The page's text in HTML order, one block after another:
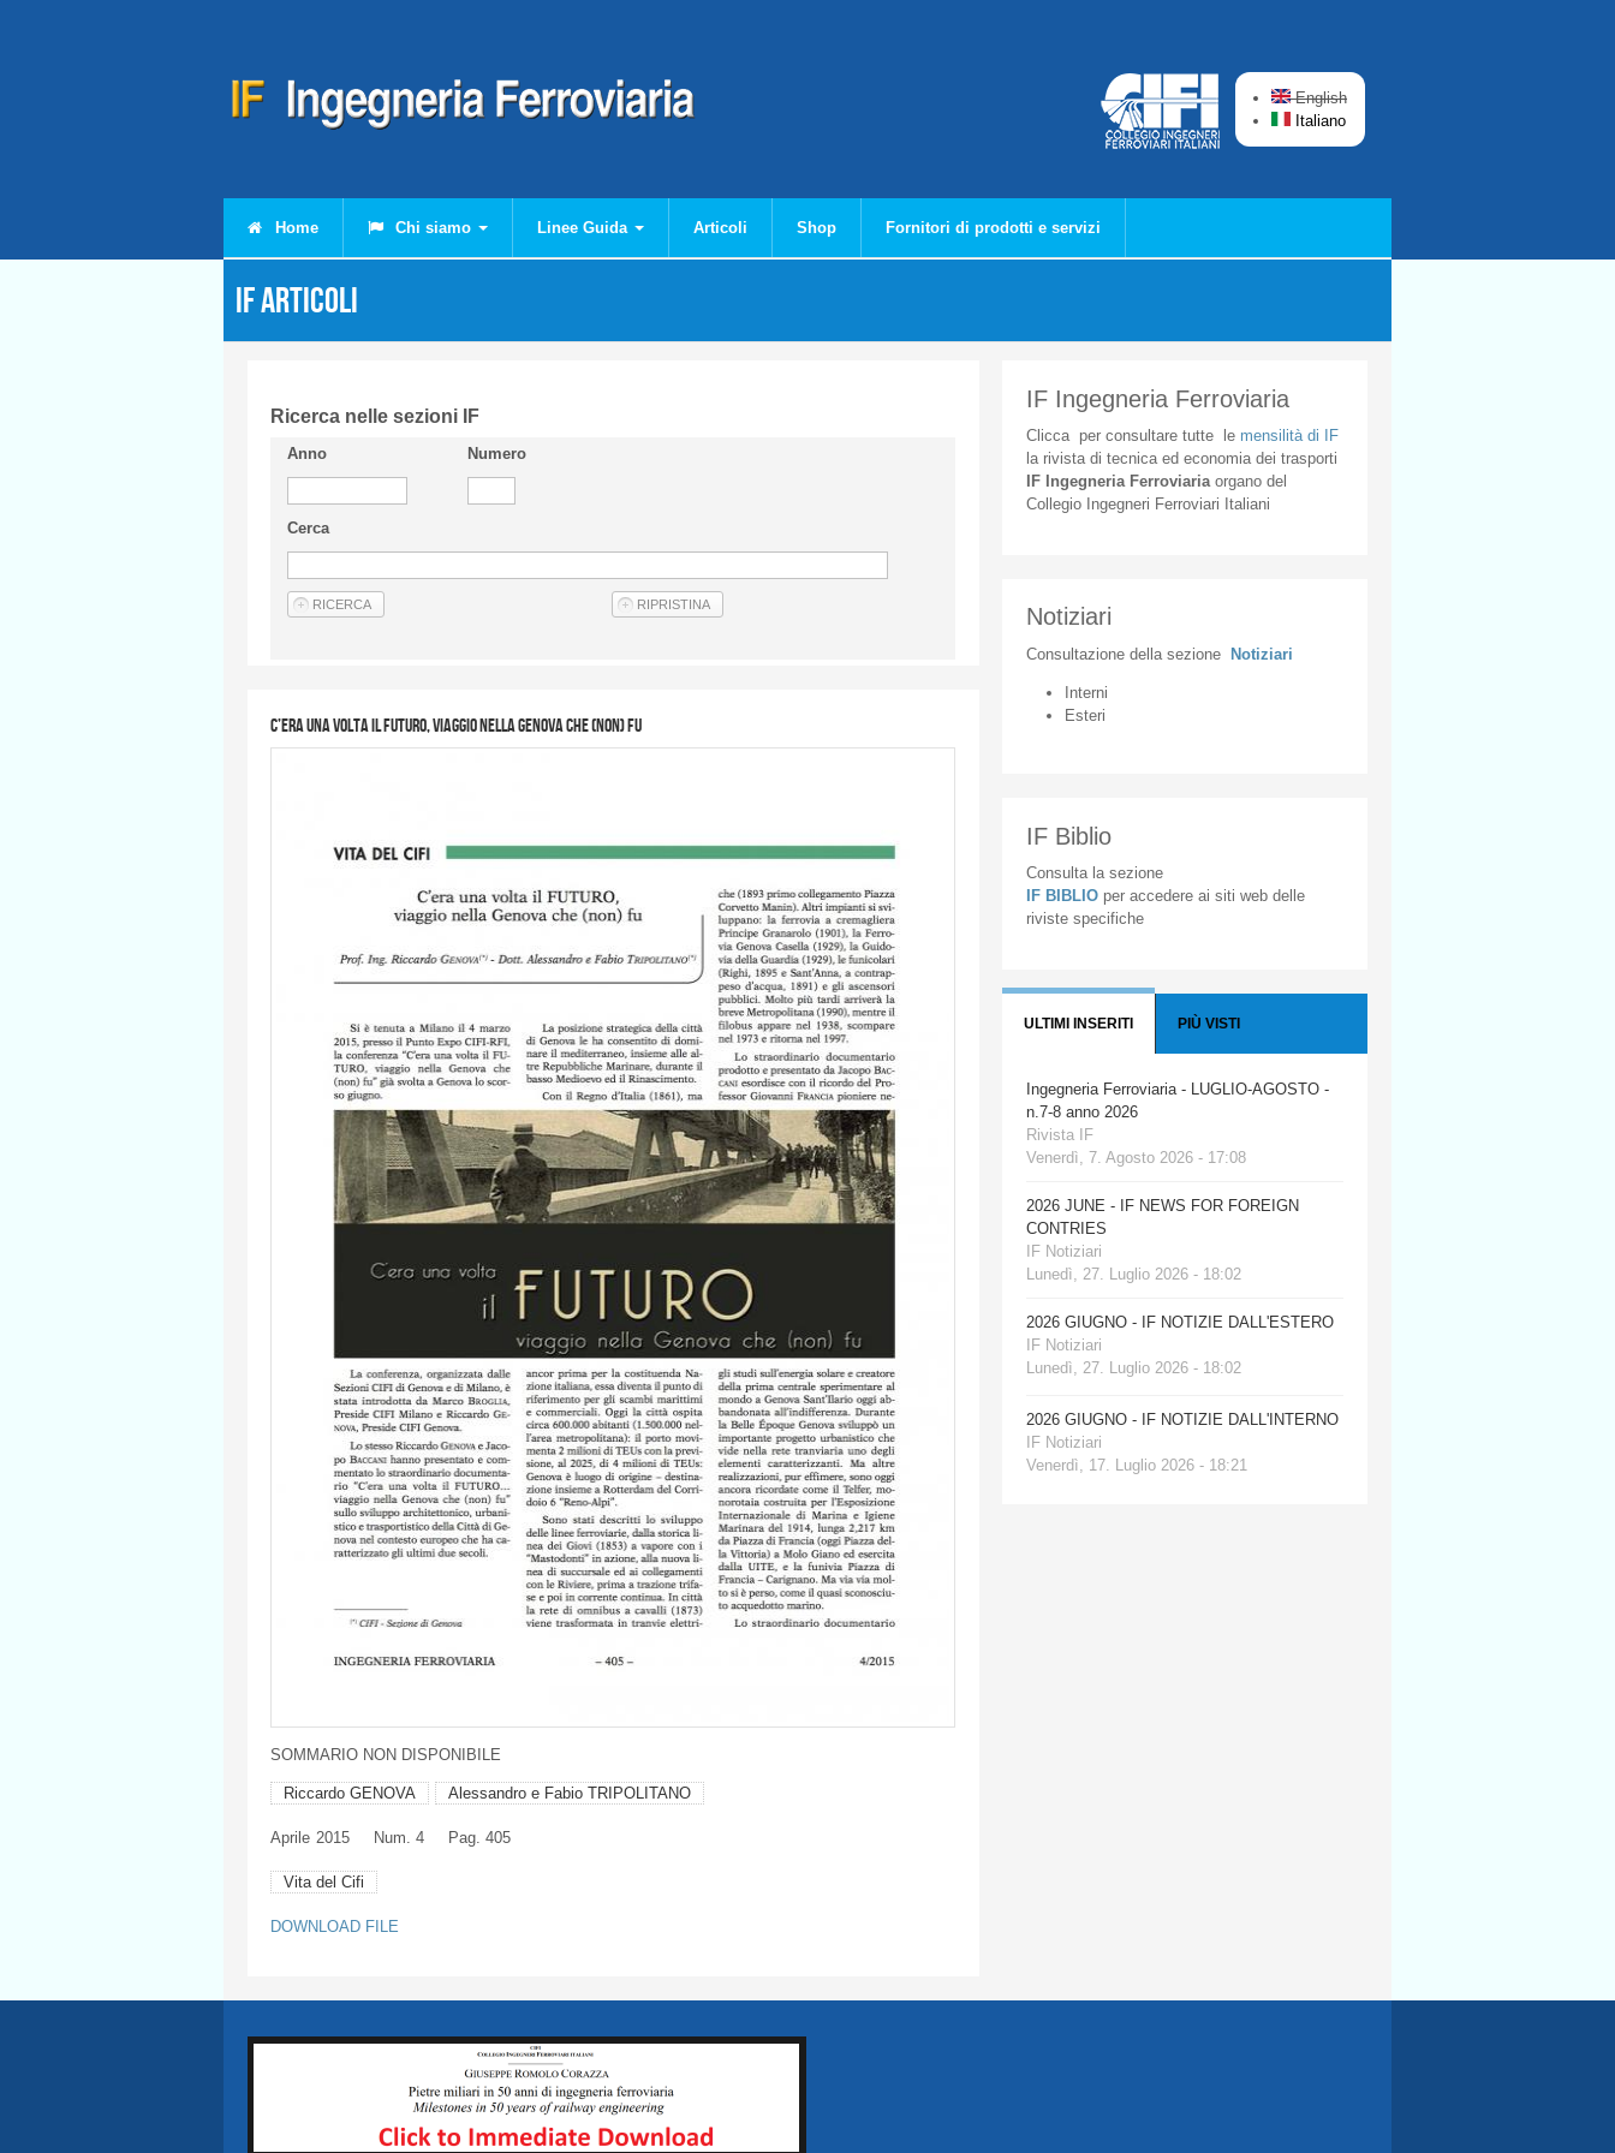
English
Italiano
Home Chi siamo Linee Guida Articoli Shop Fornitori di prodotti e servizi
IF Articoli
Ricerca nelle sezioni IF
Anno Numero
Cerca
C’era una volta il FUTURO, viaggio nella Genova che (non) fu
SOMMARIO NON DISPONIBILE
Riccardo GENOVA Alessandro e Fabio TRIPOLITANO
Aprile 2015 Num. 4 Pag. 405
Vita del Cifi
DOWNLOAD FILE
IF Ingegneria Ferroviaria
Cliccaper consultare tuttele mensilità di IF
la rivista di tecnica ed economia dei trasporti
IF Ingegneria Ferroviaria organodel
Collegio
Ingegneri Ferroviari Italiani
Notiziari
Consultazione della sezione Notiziari
Interni
Esteri
IF Biblio
Consulta la sezione
IF BIBLIO per accedere ai siti web delle
riviste specifiche
ULTIMI INSERITI PIÙ VISTI
Ingegneria Ferroviaria - LUGLIO-AGOSTO -
n.7-8 anno 2026
Rivista IF
Venerdì, 7. Agosto 2026 - 17:08
2026 JUNE - IF NEWS FOR FOREIGN
CONTRIES
IF Notiziari
Lunedì, 27. Luglio 2026 - 18:02
2026 GIUGNO - IF NOTIZIE DALL'ESTERO
IF Notiziari
Lunedì, 27. Luglio 2026 - 18:02
2026 GIUGNO - IF NOTIZIE DALL'INTERNO
IF Notiziari
Venerdì, 17. Luglio 2026 - 18:21